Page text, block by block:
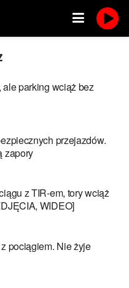
parking wciąż bez
przejazdów.
zapory
z TIR-em, tory wciąż
WIDEO]
pociągiem. Nie żyje